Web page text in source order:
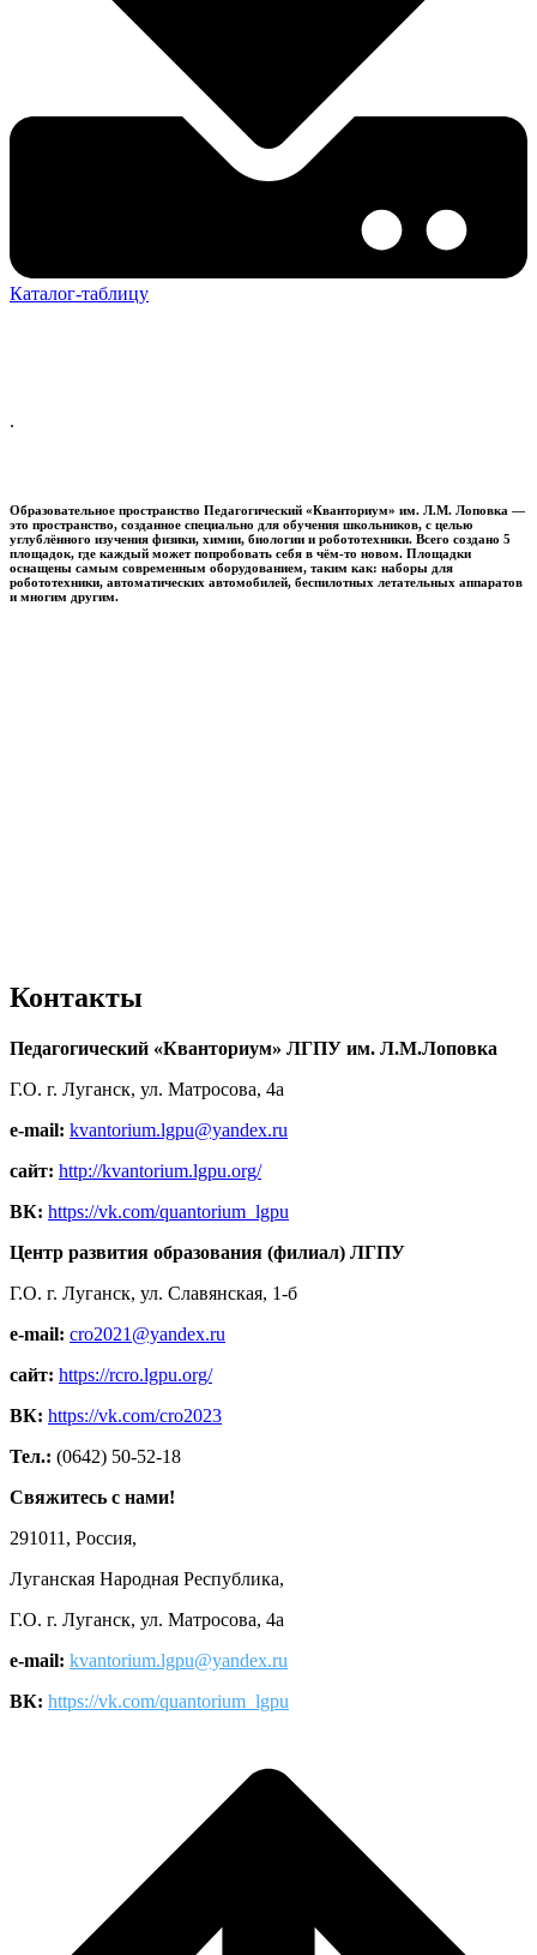
Каталог-таблицу
.
Образовательное пространство Педагогический «Кванториум» им. Л.М. Лоповка —
это пространство, созданное специально для обучения школьников, с целью
углублённого изучения физики, химии, биологии и робототехники. Всего создано 5
площадок, где каждый может попробовать себя в чём-то новом. Площадки
оснащены самым современным оборудованием, таким как: наборы для
робототехники, автоматических автомобилей, беспилотных летательных аппаратов
и многим другим.
Контакты
Педагогический «Кванториум» ЛГПУ им. Л.М.Лоповка
Г.О. г. Луганск, ул. Матросова, 4а
e-mail: kvantorium.lgpu@yandex.ru
сайт: http://kvantorium.lgpu.org/
ВК: https://vk.com/quantorium_lgpu
Центр развития образования (филиал) ЛГПУ
Г.О. г. Луганск, ул. Славянская, 1-б
e-mail: cro2021@yandex.ru
сайт: https://rcro.lgpu.org/
ВК: https://vk.com/cro2023
Тел.: (0642) 50-52-18
Свяжитесь с нами!
291011, Россия,
Луганская Народная Республика,
Г.О. г. Луганск, ул. Матросова, 4а
e-mail: kvantorium.lgpu@yandex.ru
ВК: https://vk.com/quantorium_lgpu